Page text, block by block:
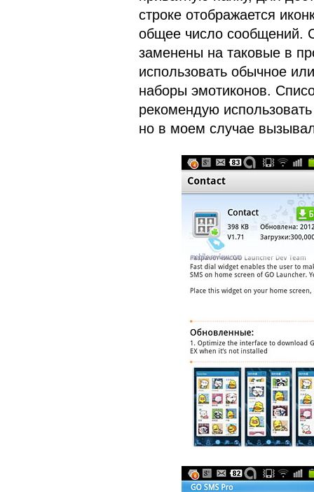
строке отображается
общее число сообщений.
заменены на таковые в
использовать обычное
наборы эмотиконов.
рекомендую
но в моем случае